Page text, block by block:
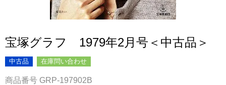
宝塚グラフ 1979年2月号＜中古品＞
中古品 在庫問い合わせ
商品番号 GRP-197902B